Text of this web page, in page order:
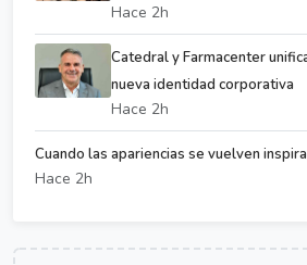
Hace 2h
Catedral y Farmacenter
nueva identidad corporativa
Hace 2h
Cuando las apariencias se vuelven
Hace 2h